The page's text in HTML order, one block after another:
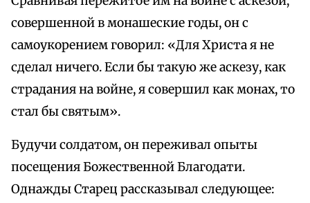
совершенной в монашеские годы, он с
самоукорением говорил: «Для Христа я не
сделал ничего. Если бы такую же аскезу, как
страдания на войне, я совершил как монах, то
стал бы святым».
Будучи солдатом, он переживал опыты
посещения Божественной Благодати.
Однажды Старец рассказывал следующее: